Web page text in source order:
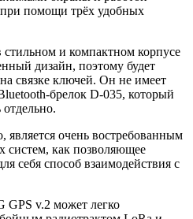
помощи трёх удобных
и компактном корпусе
дизайн, поэтому будет
связке ключей. Он не имеет
брелок D-035, который
является очень востребованным
систем, как позволяющее
себя способ взаимодействия с
GPS v.2 может легко